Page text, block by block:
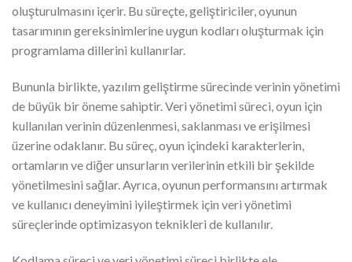
oluşturulmasını içerir. Bu süreçte, geliştiriciler, oyunun
tasarımının gereksinimlerine uygun kodları oluşturmak için
programlama dillerini kullanırlar.
Bununla birlikte, yazılım geliştirme sürecinde verinin yönetimi
de büyük bir öneme sahiptir. Veri yönetimi süreci, oyun için
kullanılan verinin düzenlenmesi, saklanması ve erişilmesi
üzerine odaklanır. Bu süreç, oyun içindeki karakterlerin,
ortamların ve diğer unsurların verilerinin etkili bir şekilde
yönetilmesini sağlar. Ayrıca, oyunun performansını artırmak
ve kullanıcı deneyimini iyileştirmek için veri yönetimi
süreçlerinde optimizasyon teknikleri de kullanılır.